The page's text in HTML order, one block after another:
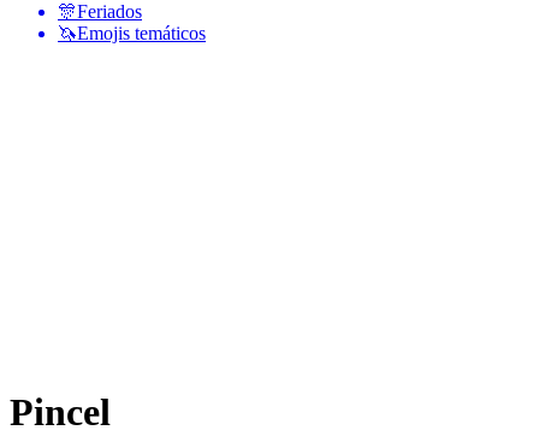
🎊Feriados
🦄Emojis temáticos
Pincel